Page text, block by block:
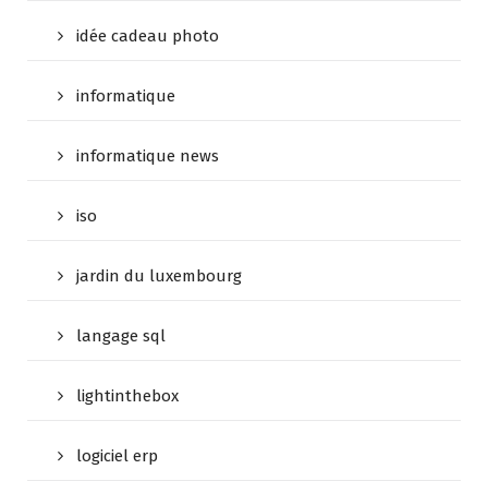
idée cadeau photo
informatique
informatique news
iso
jardin du luxembourg
langage sql
lightinthebox
logiciel erp